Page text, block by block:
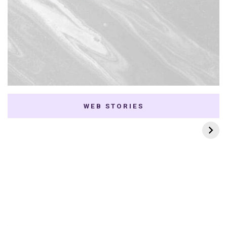
WEB STORIES
7 K-dramas Enemies
to Lovers
Thai Dramas com
First e Khaotung